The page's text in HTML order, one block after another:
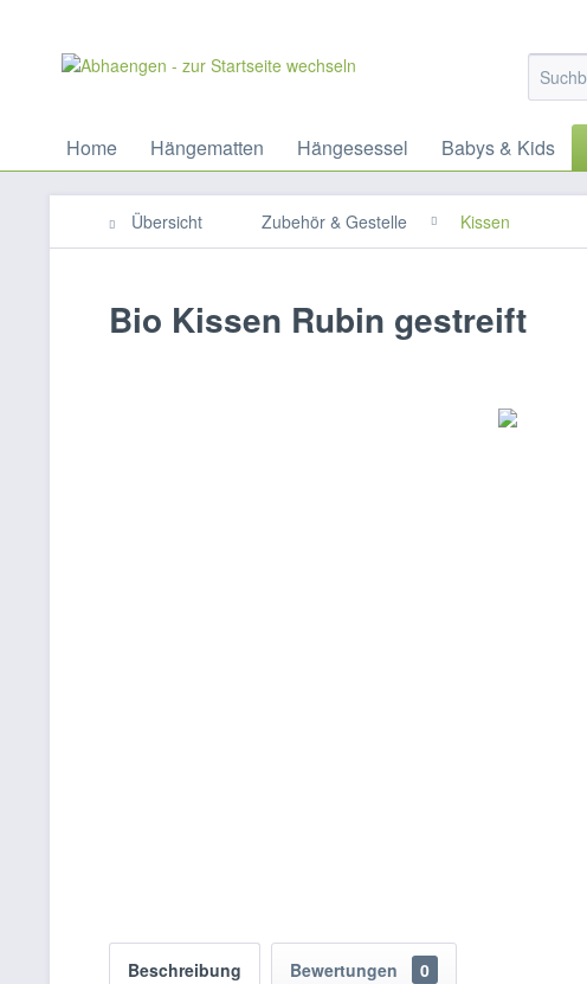
Home Hängematten Hängesessel Babys & Kids
Übersicht Zubehör & Gestelle Kissen
Bio Kissen Rubin gestreift
Beschreibung Bewertungen 0